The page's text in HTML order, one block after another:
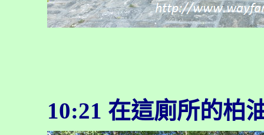
10:21 在這廁所的柏